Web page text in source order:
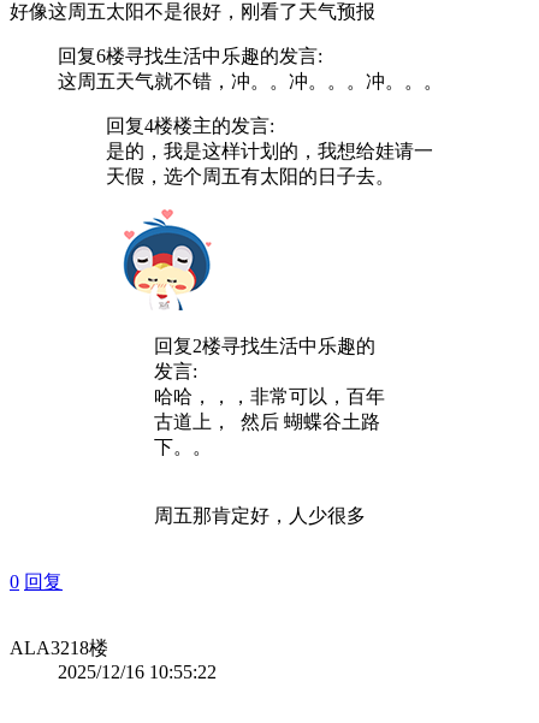
好像这周五太阳不是很好，刚看了天气预报
回复6楼寻找生活中乐趣的发言:
这周五天气就不错，冲。。冲。。。冲。。。
回复4楼楼主的发言:
是的，我是这样计划的，我想给娃请一
天假，选个周五有太阳的日子去。
回复2楼寻找生活中乐趣的
发言:
哈哈，，，非常可以，百年
古道上， 然后 蝴蝶谷土路
下。。
周五那肯定好，人少很多
0 回复
ALA3218楼
2025/12/16 10:55:22